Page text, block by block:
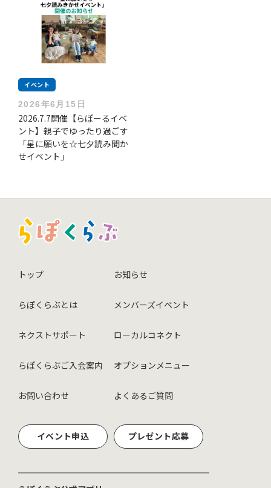
イベント
2026年6月15日
2026.7.7開催【らぽーるイベ
ント】親子でゆったり過ごす
「星に願いを☆七夕読み聞か
せイベント」
トップ
らぽくらぶとは
ネクストサポート
らぽくらぶご入会案内
お問い合わせ
お知らせ
メンバーズイベント
ローカルコネクト
オプションメニュー
よくあるご質問
イベント申込 プレゼント応募